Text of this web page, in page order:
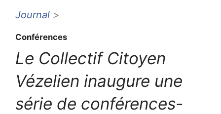
Journal >
Conférences
Le ​Collectif Citoyen
Vézelien inaugure une
série de conférences­-